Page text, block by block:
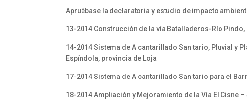
Apruébase la declaratoria y estudio de impacto
13-2014 Construcción de la vía Batalladeros-Río
14-2014 Sistema de Alcantarillado Sanitario, Pluvial y
Espíndola, provincia de Loja
17-2014 Sistema de Alcantarillado Sanitario para el
18-2014 Ampliación y Mejoramiento de la Vía El Cisne